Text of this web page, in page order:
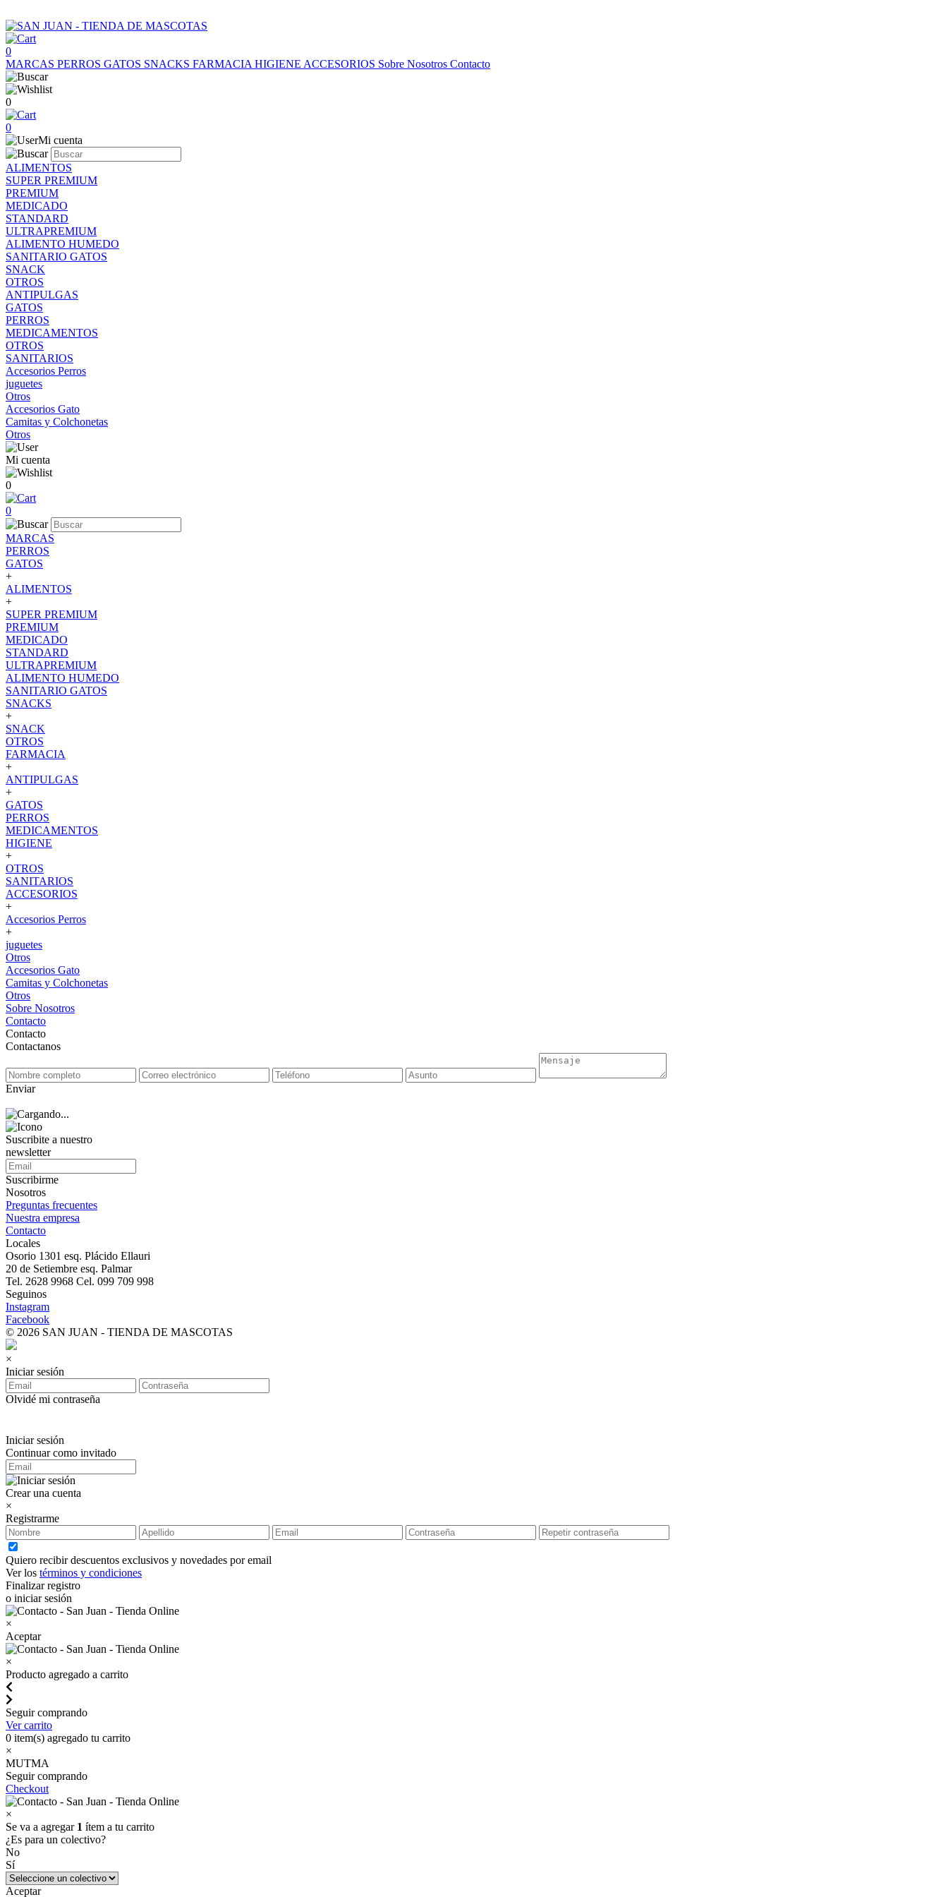
0
MARCAS PERROS GATOS SNACKS FARMACIA HIGIENE ACCESORIOS Sobre Nosotros Contacto
0
0
Mi cuenta
ALIMENTOS
SUPER PREMIUM
PREMIUM
MEDICADO
STANDARD
ULTRAPREMIUM
ALIMENTO HUMEDO
SANITARIO GATOS
SNACK
OTROS
ANTIPULGAS
GATOS
PERROS
MEDICAMENTOS
OTROS
SANITARIOS
Accesorios Perros
juguetes
Otros
Accesorios Gato
Camitas y Colchonetas
Otros
Mi cuenta
0
0
MARCAS
PERROS
GATOS
+
ALIMENTOS
+
SUPER PREMIUM
PREMIUM
MEDICADO
STANDARD
ULTRAPREMIUM
ALIMENTO HUMEDO
SANITARIO GATOS
SNACKS
+
SNACK
OTROS
FARMACIA
+
ANTIPULGAS
+
GATOS
PERROS
MEDICAMENTOS
HIGIENE
+
OTROS
SANITARIOS
ACCESORIOS
+
Accesorios Perros
+
juguetes
Otros
Accesorios Gato
Camitas y Colchonetas
Otros
Sobre Nosotros
Contacto
Contacto
Contactanos
Enviar
Suscribite a nuestro
newsletter
Suscribirme
Nosotros
Preguntas frecuentes
Nuestra empresa
Contacto
Locales
Osorio 1301 esq. Plácido Ellauri
20 de Setiembre esq. Palmar
Tel. 2628 9968 Cel. 099 709 998
Seguinos
Instagram
Facebook
© 2026 SAN JUAN - TIENDA DE MASCOTAS
×
Iniciar sesión
Olvidé mi contraseña
Iniciar sesión
Continuar como invitado
Crear una cuenta
×
Registrarme
Quiero recibir descuentos exclusivos y novedades por email
Ver los términos y condiciones
Finalizar registro
o iniciar sesión
×
Aceptar
×
Producto agregado a carrito
Seguir comprando
Ver carrito
0 item(s) agregado tu carrito
×
MUTMA
Seguir comprando
Checkout
×
Se va a agregar 1 ítem a tu carrito
¿Es para un colectivo?
No
Sí
Aceptar